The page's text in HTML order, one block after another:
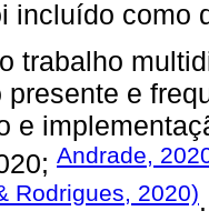
incluído como
trabalho
presente e
e
Andrade,
Rodrigues, 2020)